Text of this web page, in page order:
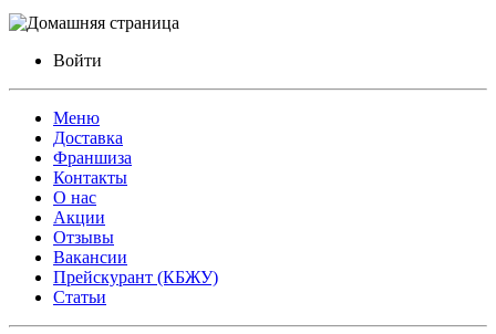
Войти
Меню
Доставка
Франшиза
Контакты
О нас
Акции
Отзывы
Вакансии
Прейскурант (КБЖУ)
Статьи